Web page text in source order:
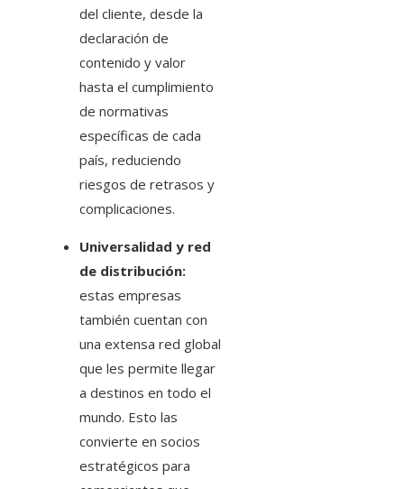
del cliente, desde la
declaración de
contenido y valor
hasta el cumplimiento
de normativas
específicas de cada
país, reduciendo
riesgos de retrasos y
complicaciones.
Universalidad y red
de distribución:
estas empresas
también cuentan con
una extensa red global
que les permite llegar
a destinos en todo el
mundo. Esto las
convierte en socios
estratégicos para